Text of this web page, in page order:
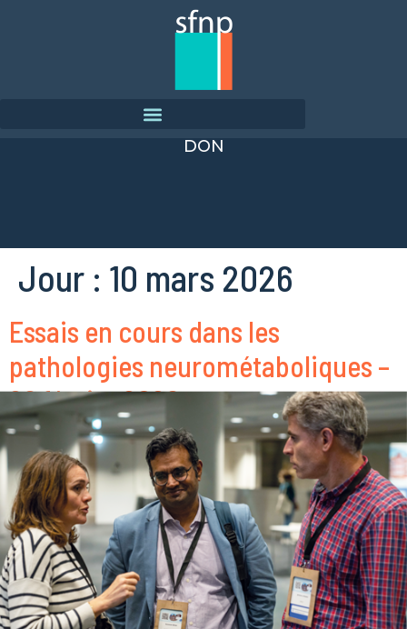
DON
Jour : 10 mars 2026
Essais en cours dans les
pathologies neurométaboliques –
26 février 2026
Vous n’avez pas accès à cette page privée. Nom
d'utilisateur ou adresse de courriel Mot de passe Se
souvenir de moi Mot de passe oublié